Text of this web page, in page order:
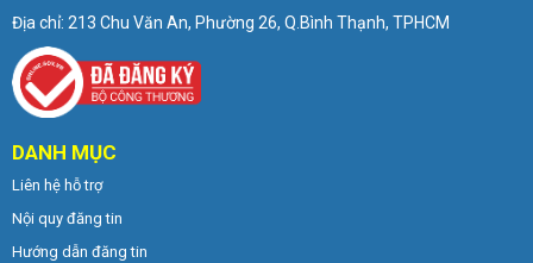
Địa chỉ: 213 Chu Văn An, Phường 26, Q.Bình Thạnh, TPHCM
DANH MỤC
Liên hệ hỗ trợ
Nội quy đăng tin
Hướng dẫn đăng tin